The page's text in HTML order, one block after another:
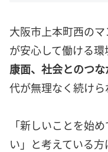
大阪市上本町西の
が安心して働ける環
康面、社会とのつな
代が無理なく続けら
「新しいことを始
い」と考えている